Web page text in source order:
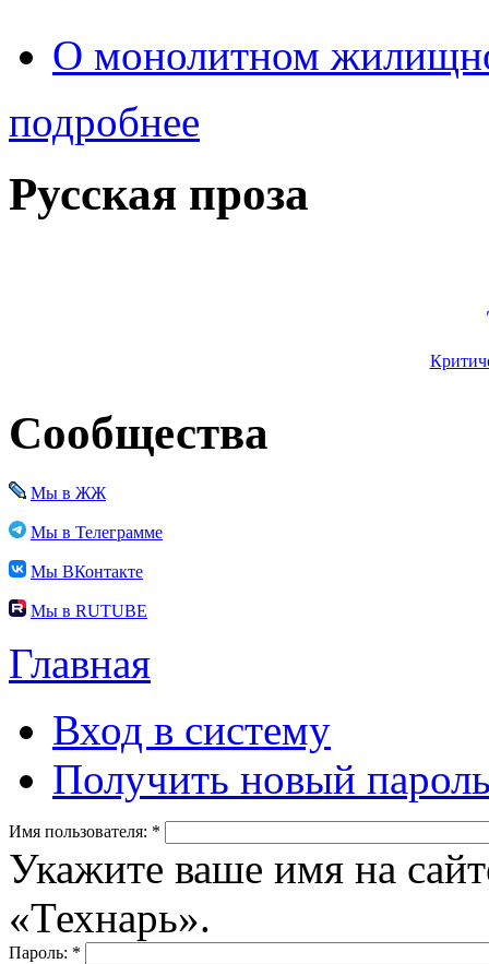
О монолитном
подробнее
Русская проза
Сообщества
Мы в ЖЖ
Мы в Телеграмме
Мы ВКонтакте
Мы в RUTUBE
Главная
Вход в систему
Получить новый
Имя пользователя: *
Укажите ваше имя на
«Технарь».
Пароль: *